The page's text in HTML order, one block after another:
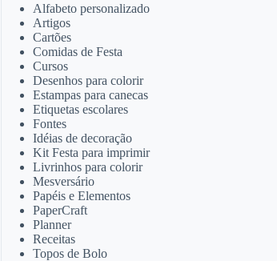
Alfabeto personalizado
Artigos
Cartões
Comidas de Festa
Cursos
Desenhos para colorir
Estampas para canecas
Etiquetas escolares
Fontes
Idéias de decoração
Kit Festa para imprimir
Livrinhos para colorir
Mesversário
Papéis e Elementos
PaperCraft
Planner
Receitas
Topos de Bolo